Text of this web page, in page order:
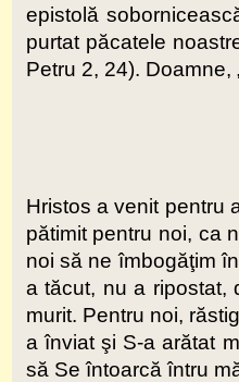
epistolă
purtat păcatele
Petru 2, 24). Doamne,
Hristos a venit pentru
pătimit pentru noi, ca
noi să ne îmbogăţim
a tăcut, nu a ripostat,
murit. Pentru noi,
a înviat şi S-a arătat
să Se întoarcă întru